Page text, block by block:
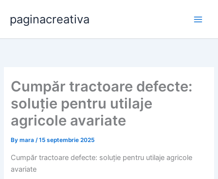
content
paginacreativa
Cumpăr tractoare defecte:
soluție pentru utilaje
agricole avariate
Bymara/15 septembrie 2025
Cumpăr tractoare defecte: soluție pentru utilaje agricole
avariate